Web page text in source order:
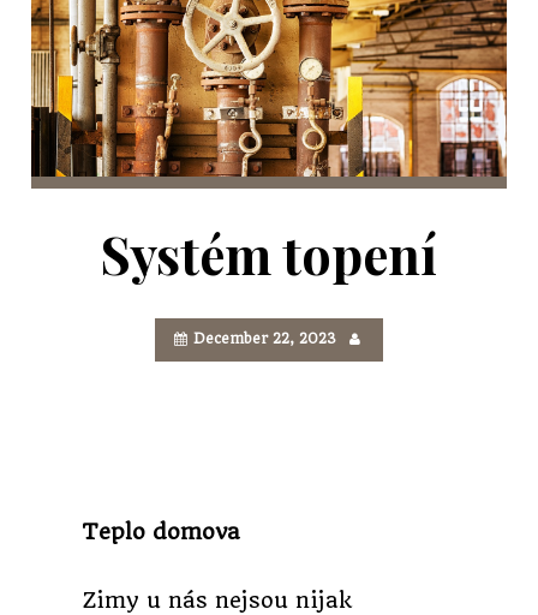
Systém topení
December 22, 2023
Teplo domova
Zimy u nás nejsou nijak